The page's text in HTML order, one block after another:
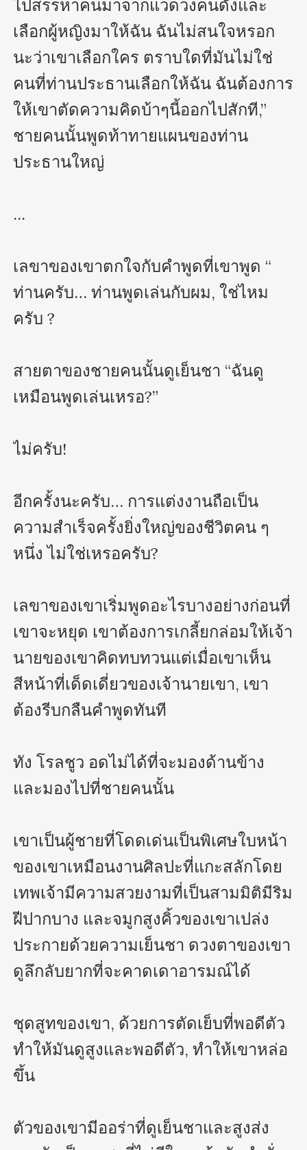
ไปสรรหาคนมาจากแวดวงคนดังและ
เลือกผู้หญิงมาให้ฉัน ฉันไม่สนใจหรอก
นะว่าเขาเลือกใคร ตราบใดที่มันไม่ใช่
คนที่ท่านประธานเลือกให้ฉัน ฉันต้องการ
ให้เขาตัดความคิดบ้าๆนี้ออกไปสักที,”
ชายคนนั้นพูดท้าทายแผนของท่าน
ประธานใหญ่
...
เลขาของเขาตกใจกับคำพูดที่เขาพูด “
ท่านครับ… ท่านพูดเล่นกับผม, ใช่ไหม
ครับ ?
สายตาของชายคนนั้นดูเย็นชา “ฉันดู
เหมือนพูดเล่นเหรอ?”
ไม่ครับ!
อีกครั้งนะครับ… การแต่งงานถือเป็น
ความสำเร็จครั้งยิ่งใหญ่ของชีวิตคน ๆ
หนึ่ง ไม่ใช่เหรอครับ?
เลขาของเขาเริ่มพูดอะไรบางอย่างก่อนที่
เขาจะหยุด เขาต้องการเกลี้ยกล่อมให้เจ้า
นายของเขาคิดทบทวนแต่เมื่อเขาเห็น
สีหน้าที่เด็ดเดี่ยวของเจ้านายเขา, เขา
ต้องรีบกลืนคำพูดทันที
ทัง โรลชูว อดไม่ได้ที่จะมองด้านข้าง
และมองไปที่ชายคนนั้น
เขาเป็นผู้ชายที่โดดเด่นเป็นพิเศษใบหน้า
ของเขาเหมือนงานศิลปะที่แกะสลักโดย
เทพเจ้ามีความสวยงามที่เป็นสามมิติมีริม
ฝีปากบาง และจมูกสูงคิ้วของเขาเปล่ง
ประกายด้วยความเย็นชา ดวงตาของเขา
ดูลึกลับยากที่จะคาดเดาอารมณ์ได้
ชุดสูทของเขา, ด้วยการตัดเย็บที่พอดีตัว
ทำให้มันดูสูงและพอดีตัว, ทำให้เขาหล่อ
ขึ้น
ตัวของเขามีออร่าที่ดูเย็นชาและสูงส่ง